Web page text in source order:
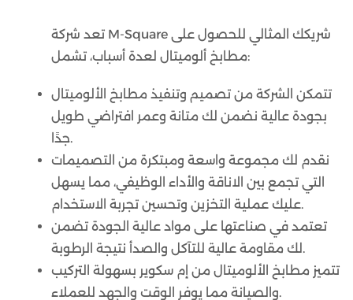
تعد شركة M-Square شريكك المثالي للحصول على
مطابخ ألوميتال لعدة أسباب، تشمل:
تتمكن الشركة من تصميم وتنفيذ مطابخ الألوميتال
بجودة عالية نضمن لك متانة وعمر افتراضي طويل
جدًا.
نقدم لك مجموعة واسعة ومبتكرة من التصميمات
التي تجمع بين الاناقة والأداء الوظيفي، مما يسهل
عليك عملية التخزين وتحسين تجربة الاستخدام.
تعتمد في صناعتها على مواد عالية الجودة تضمن
لك مقاومة عالية للتآكل والصدأ نتيجة الرطوبة.
تتميز مطابخ الألوميتال من إم سكوير بسهولة التركيب
والصيانة مما يوفر الوقت والجهد للعملاء.